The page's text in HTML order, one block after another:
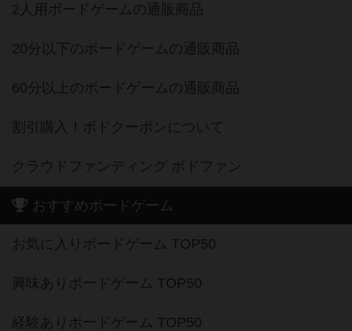
2人用ボードゲームの通販商品
20分以下のボードゲームの通販商品
60分以上のボードゲームの通販商品
割引購入！ボドクーポンについて
クラウドファンディング ボドファン
おすすめボードゲーム
お気に入りボードゲーム TOP50
興味ありボードゲーム TOP50
経験ありボードゲーム TOP50